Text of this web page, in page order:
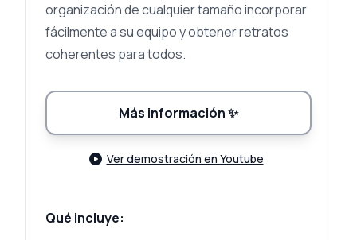
organización de cualquier tamaño incorporar
fácilmente a su equipo y obtener retratos
coherentes para todos.
Más información✨
Ver demostración en Youtube
Qué incluye: